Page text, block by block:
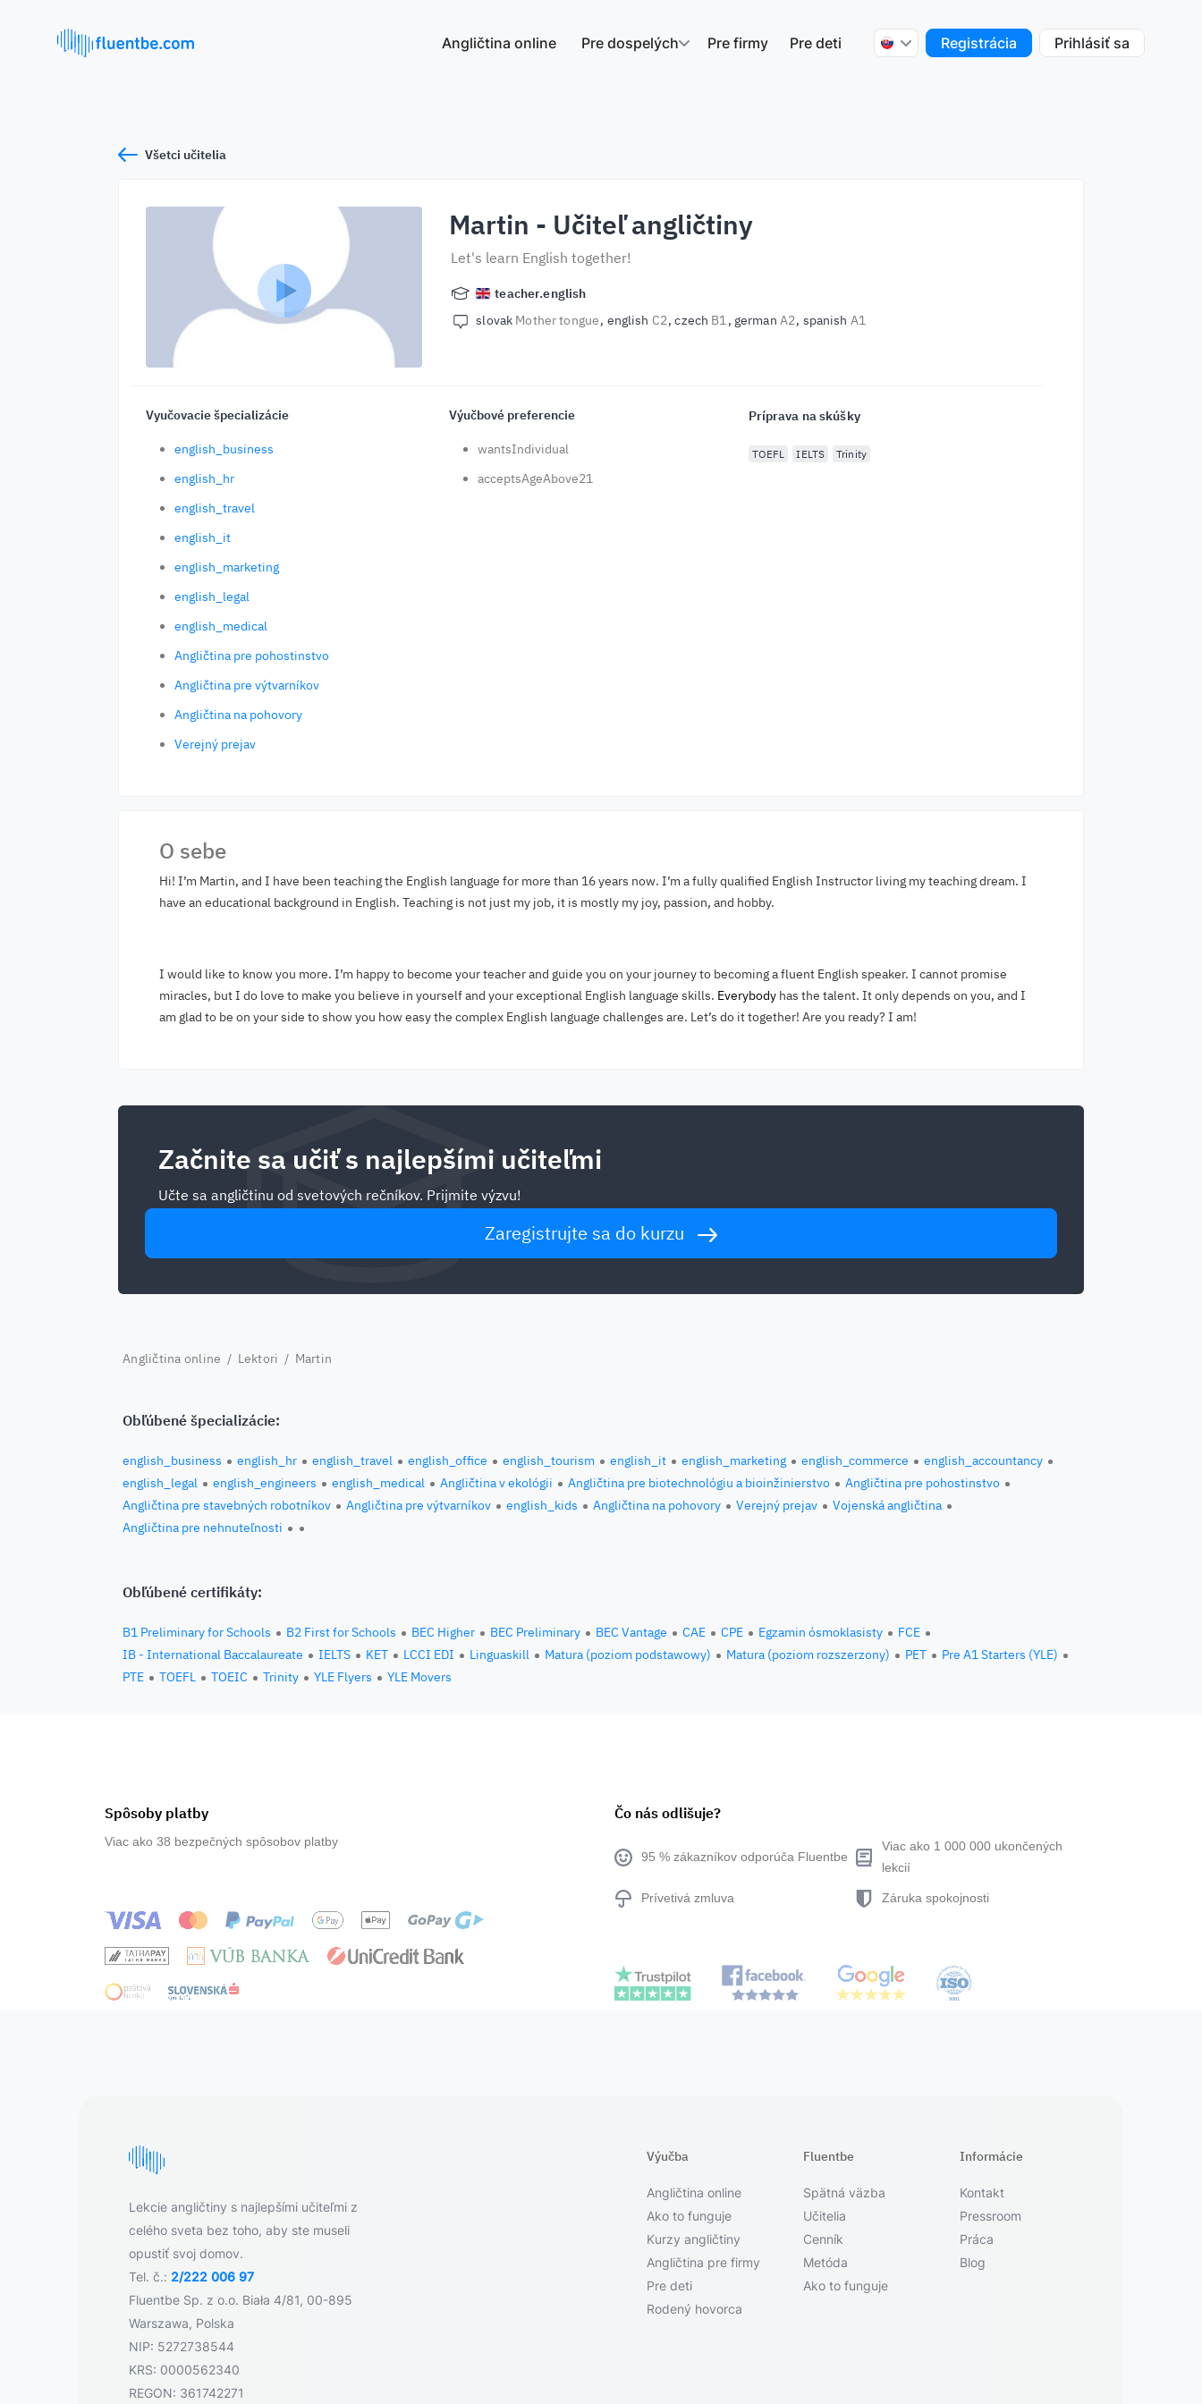
Angličtina online Pre dospelých Pre firmy Pre deti Registrácia Prihlásiť sa
Všetci učitelia
Martin - Učiteľ angličtiny
Let's learn English together!
teacher.english
slovak Mother tongue english C2 czech B1 german A2 spanish A1
Vyučovacie špecializácie
english_business
english_hr
english_travel
english_it
english_marketing
english_legal
english_medical
Angličtina pre pohostinstvo
Angličtina pre výtvarníkov
Angličtina na pohovory
Verejný prejav
Výučbové preferencie
wantsIndividual
acceptsAgeAbove21
Príprava na skúšky
TOEFL IELTS Trinity
O sebe
Hi! I’m Martin, and I have been teaching the English language for more than 16 years now. I’m a fully qualified English Instructor living my teaching dream. I
have an educational background in English. Teaching is not just my job, it is mostly my joy, passion, and hobby.
I would like to know you more. I’m happy to become your teacher and guide you on your journey to becoming a fluent English speaker. I cannot promise
miracles, but I do love to make you believe in yourself and your exceptional English language skills. Everybody has the talent. It only depends on you, and I
am glad to be on your side to show you how easy the complex English language challenges are. Let’s do it together! Are you ready? I am!
Začnite sa učiť s najlepšími učiteľmi
Učte sa angličtinu od svetových rečníkov. Prijmite výzvu!
Zaregistrujte sa do kurzu
Angličtina online / Lektori / Martin
Obľúbené špecializácie:
english_business english_hr english_travel english_office english_tourism english_it english_marketing english_commerce
english_accountancy
english_legal
english_engineers english_medical Angličtina v ekológii Angličtina pre biotechnológiu a bioinžinierstvo
Angličtina pre pohostinstvo
Angličtina pre stavebných robotníkov
Angličtina pre výtvarníkov english_kids Angličtina na pohovory Verejný prejav
Vojenská angličtina
Angličtina pre nehnuteľnosti
Obľúbené certifikáty:
B1 Preliminary for Schools B2 First for Schools BEC Higher BEC Preliminary BEC Vantage CAE CPE Egzamin ósmoklasisty
FCE
IB - International Baccalaureate
IELTS KET LCCI EDI Linguaskill Matura (poziom podstawowy) Matura (poziom rozszerzony) PET
Pre A1 Starters (YLE)
PTE
TOEFL TOEIC Trinity YLE Flyers YLE Movers
Spôsoby platby
Viac ako 38 bezpečných spôsobov platby
Čo nás odlišuje?
95 % zákazníkov odporúča Fluentbe
Viac ako 1 000 000 ukončených
lekcií
Prívetivá zmluva Záruka spokojnosti
Lekcie angličtiny s najlepšími učiteľmi z
celého sveta bez toho, aby ste museli
opustiť svoj domov.
Tel. č.: 2/222 006 97
Fluentbe Sp. z o.o. Biała 4/81, 00-895
Warszawa, Polska
NIP: 5272738544
KRS: 0000562340
REGON: 361742271
Výučba
Angličtina online
Ako to funguje
Kurzy angličtiny
Angličtina pre firmy
Pre deti
Rodený hovorca
Fluentbe
Spätná väzba
Učitelia
Cenník
Metóda
Ako to funguje
Informácie
Kontakt
Pressroom
Práca
Blog